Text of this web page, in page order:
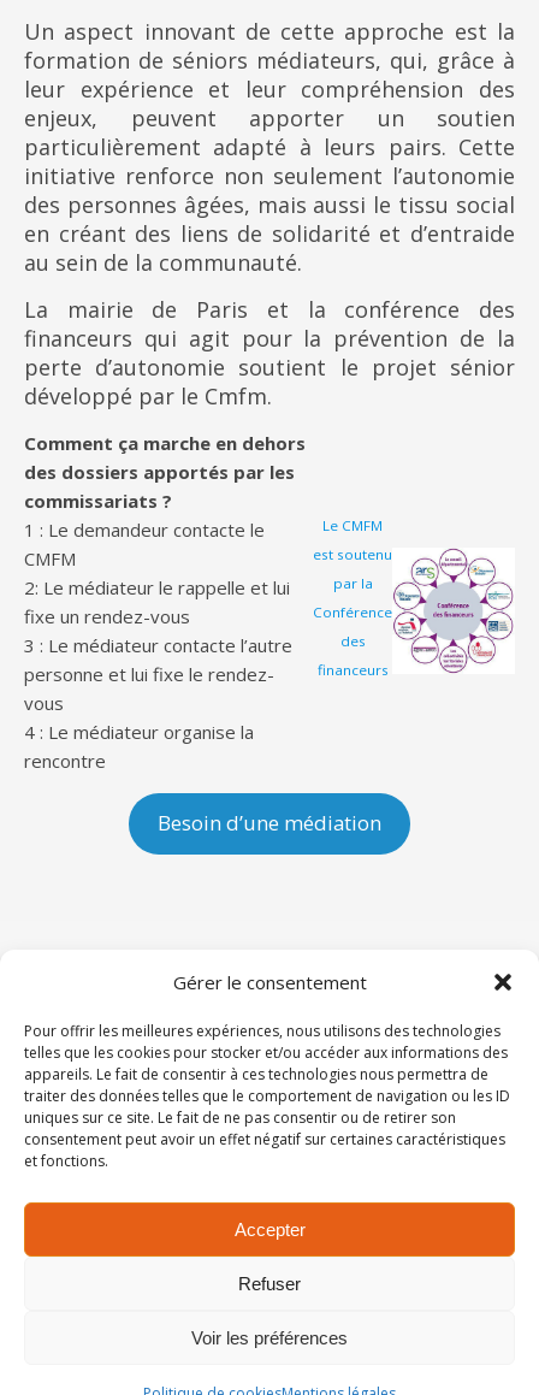
Gérer le consentement
Pour offrir les meilleures expériences, nous utilisons des technologies
telles que les cookies pour stocker et/ou accéder aux informations des
appareils. Le fait de consentir à ces technologies nous permettra de
traiter des données telles que le comportement de navigation ou les ID
uniques sur ce site. Le fait de ne pas consentir ou de retirer son
consentement peut avoir un effet négatif sur certaines caractéristiques
et fonctions.
Accepter
Refuser
Voir les préférences
Un aspect innovant de cette approche est la
formation de séniors médiateurs, qui, grâce à
leur expérience et leur compréhension des
enjeux, peuvent apporter un soutien
particulièrement adapté à leurs pairs. Cette
initiative renforce non seulement l’autonomie
des personnes âgées, mais aussi le tissu social
en créant des liens de solidarité et d’entraide
au sein de la communauté.
La mairie de Paris et la conférence des
financeurs qui agit pour la prévention de la
perte d’autonomie soutient le projet sénior
développé par le Cmfm.
Comment ça marche en dehors
des dossiers apportés par les
commissariats ?
1 : Le demandeur contacte le
CMFM
2: Le médiateur le rappelle et lui
fixe un rendez-vous
3 : Le médiateur contacte l’autre
personne et lui fixe le rendez-
vous
4 : Le médiateur organise la
rencontre
Le CMFM
est soutenu
par la
Conférence
des
financeurs
Besoin d’une médiation
CMFM - 93-95 avenue du Général Leclerc 75014
Paris
Contactez-nousTél : 01 44 64 84 70
2026 CMFM ©.